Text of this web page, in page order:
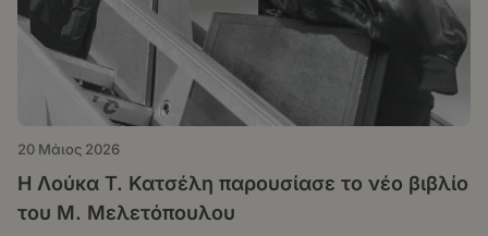
20 Μάιος 2026
Η Λούκα Τ. Κατσέλη παρουσίασε το νέο βιβλίο
του Μ. Μελετόπουλου